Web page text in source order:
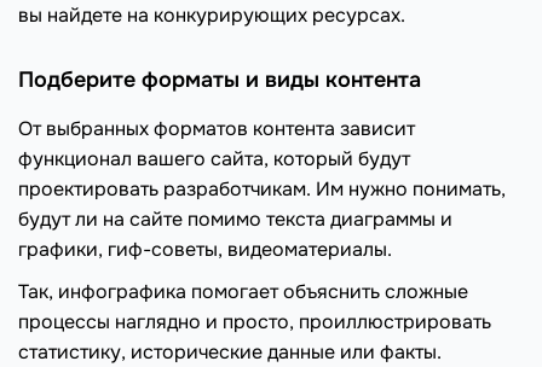
вы найдете на конкурирующих ресурсах.
Подберите форматы и виды контента
От выбранных форматов контента зависит
функционал вашего сайта, который будут
проектировать разработчикам. Им нужно понимать,
будут ли на сайте помимо текста диаграммы и
графики, гиф-советы, видеоматериалы.
Так, инфографика помогает объяснить сложные
процессы наглядно и просто, проиллюстрировать
статистику, исторические данные или факты.